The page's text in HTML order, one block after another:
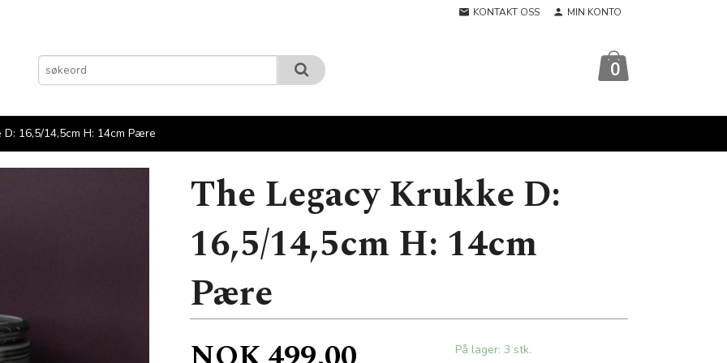
KONTAKT OSS MIN KONTO
0
D: 16,5/14,5cm H: 14cm Pære
The Legacy Krukke D:
16,5/14,5cm H: 14cm
Pære
På lager: 3 stk.